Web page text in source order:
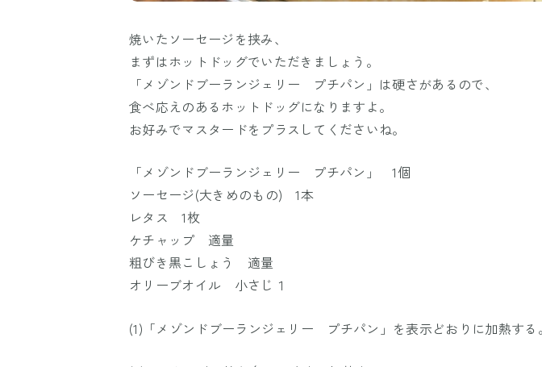
焼いたソーセージを挟み、
まずはホットドッグでいただきましょう。
「メゾンドブーランジェリー プチパン」は硬さがあるので、
食べ応えのあるホットドッグになりますよ。
お好みでマスタードをプラスしてくださいね。
「メゾンドブーランジェリー プチパン」 1個
ソーセージ(大きめのもの) 1本
レタス 1枚
ケチャップ 適量
粗びき黒こしょう 適量
オリーブオイル 小さじ１
(1)「メゾンドブーランジェリー プチパン」を表示どおりに加熱する。